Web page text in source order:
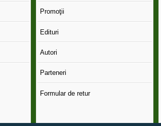
Promoţii
Edituri
Autori
Parteneri
Formular de retur